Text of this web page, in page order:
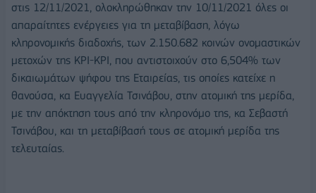
στις 12/11/2021, ολοκληρώθηκαν την 10/11/2021 όλες οι
απαραίτητες ενέργειες για τη μεταβίβαση, λόγω
κληρονομικής διαδοχής, των 2.150.682 κοινών ονομαστικών
μετοχών της ΚΡΙ-ΚΡΙ, που αντιστοιχούν στο 6,504% των
δικαιωμάτων ψήφου της Εταιρείας, τις οποίες κατείχε η
θανούσα, κα Ευαγγελία Τσινάβου, στην ατομική της μερίδα,
με την απόκτηση τους από την κληρονόμο της, κα Σεβαστή
Τσινάβου, και τη μεταβίβασή τους σε ατομική μερίδα της
τελευταίας.